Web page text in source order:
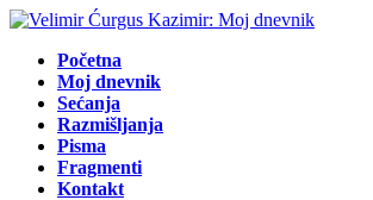
Početna
Moj dnevnik
Sećanja
Razmišljanja
Pisma
Fragmenti
Kontakt